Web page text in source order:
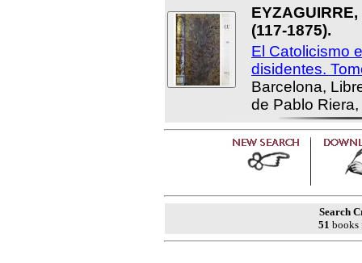
(117-1875).
El Catolicismo
disidentes.
Barcelona,
de Pablo
Search
51